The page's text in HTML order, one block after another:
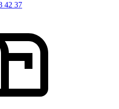
42 37